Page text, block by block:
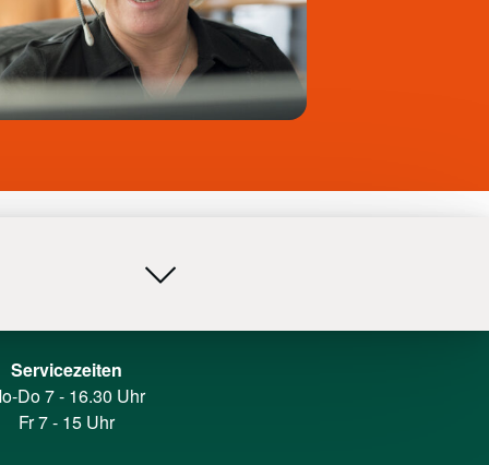
Servicezeiten
Do 7 - 16.30 Uhr
Fr 7 - 15 Uhr